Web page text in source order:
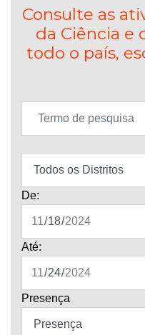
da Ciência e
todo o país,
De:
Até:
Presença
Tipo de Evento